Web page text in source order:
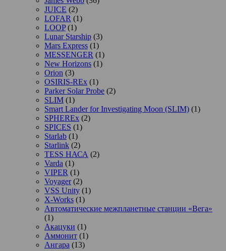
JUICE (2)
LOFAR (1)
LOOP(1)
Lunar Starship (3)
Mars Express (1)
MESSENGER (1)
New Horizons (1)
Orion (3)
OSIRIS-REx (1)
Parker Solar Probe (2)
SLIM (1)
Smart Lander for Investigating Moon (SLIM) (1)
SPHEREx (2)
SPICES (1)
Starlab (1)
Starlink (2)
TESS НАСА (2)
Varda (1)
VIPER (1)
Voyager(2)
VSS Unity (1)
X-Works (1)
Автоматические межпланетные станции «Вега»
(1)
Акацуки (1)
Аммонит (1)
Ангара (13)